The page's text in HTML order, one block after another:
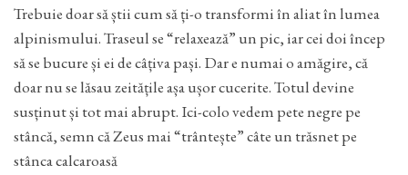
Trebuie doar să știi cum să ți-o transformi în aliat în lumea
alpinismului. Traseul se “relaxează” un pic, iar cei doi încep
să se bucure și ei de câțiva pași. Dar e numai o amăgire, că
doar nu se lăsau zeitățile așa ușor cucerite. Totul devine
susținut și tot mai abrupt. Ici-colo vedem pete negre pe
stâncă, semn că Zeus mai “trântește” câte un trăsnet pe
stânca calcaroasă